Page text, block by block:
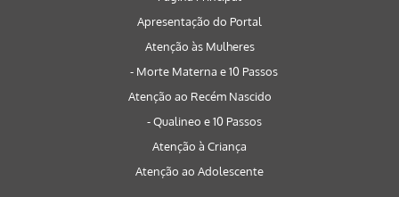
Apresentação do Portal
Atenção às Mulheres
- Morte Materna e 10 Passos
Atenção ao Recém Nascido
- Qualineo e 10 Passos
Atenção à Criança
Atenção ao Adolescente